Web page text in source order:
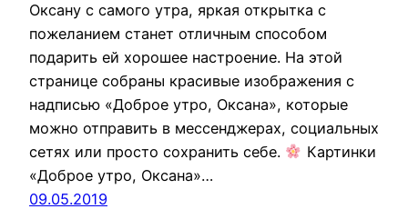
Оксану с самого утра, яркая открытка с
пожеланием станет отличным способом
подарить ей хорошее настроение. На этой
странице собраны красивые изображения с
надписью «Доброе утро, Оксана», которые
можно отправить в мессенджерах, социальных
сетях или просто сохранить себе.
Картинки
«Доброе утро, Оксана»…
09.05.2019